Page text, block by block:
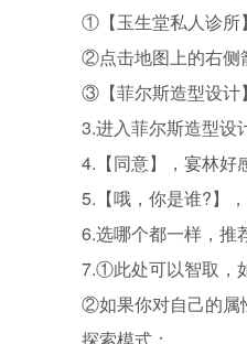
①【玉生堂私人诊所
②点击地图上的右侧箭
③【菲尔斯造型设计
3.进入菲尔斯造型设计
4.【同意】，宴林好
5.【哦，你是谁?】，
6.选哪个都一样，推
7.①此处可以智取，如
②如果你对自己的属
探索模式：